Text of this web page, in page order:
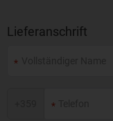
Lieferanschrift